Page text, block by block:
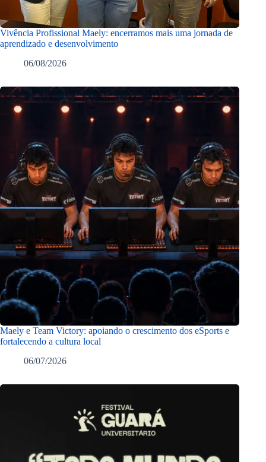
Vivência Profissional Maely: encerramos mais uma jornada de
aprendizado e desenvolvimento
06/08/2026
Maely e Team Victory: apoiando o crescimento dos eSports e
fortalecendo a cultura local
06/07/2026